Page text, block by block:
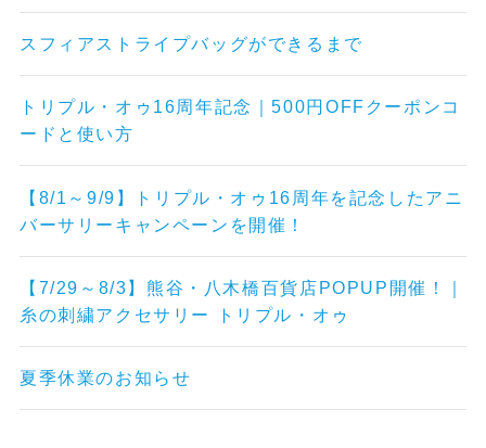
スフィアストライプバッグができるまで
トリプル・オゥ16周年記念｜500円OFFクーポンコ
ードと使い方
【8/1～9/9】トリプル・オゥ16周年を記念したアニ
バーサリーキャンペーンを開催！
【7/29～8/3】熊谷・八木橋百貨店POPUP開催！｜
糸の刺繍アクセサリー トリプル・オゥ
夏季休業のお知らせ